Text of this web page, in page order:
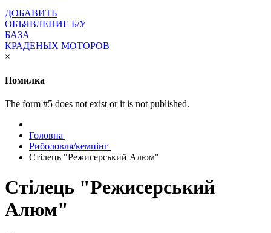
ДОБАВИТЬ
ОБЪЯВЛЕНИЕ Б/У
БАЗА
КРАДЕНЫХ МОТОРОВ
×
Помилка
The form #5 does not exist or it is not published.
Головна
Риболовля/кемпінг
Стілець "Режисерський Алюм"
Стілець "Режисерський
Алюм"